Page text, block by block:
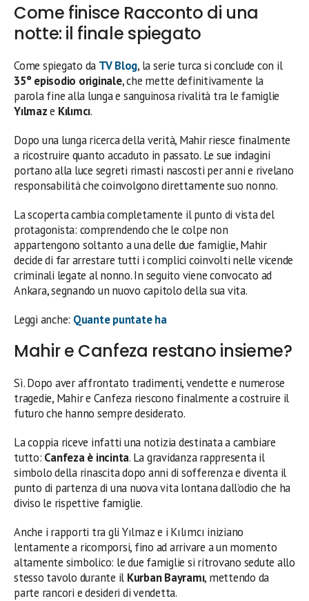
Come finisce Racconto di una
notte: il finale spiegato
Come spiegato da TV Blog, la serie turca si conclude con il
35° episodio originale, che mette definitivamente la
parola fine alla lunga e sanguinosa rivalità tra le famiglie
Yılmaze Kılımcı.
Dopo una lunga ricerca della verità, Mahir riesce finalmente
a ricostruire quanto accaduto in passato. Le sue indagini
portano alla luce segreti rimasti nascosti per anni e rivelano
responsabilità che coinvolgono direttamente suo nonno.
La scoperta cambia completamente il punto di vista del
protagonista: comprendendo che le colpe non
appartengono soltanto a una delle due famiglie, Mahir
decide di far arrestare tutti i complici coinvolti nelle vicende
criminali legate al nonno. In seguito viene convocato ad
Ankara, segnando un nuovo capitolo della sua vita.
Leggi anche: Quante puntate ha
Mahir e Canfeza restano insieme?
Sì. Dopo aver affrontato tradimenti, vendette e numerose
tragedie, Mahir e Canfeza riescono finalmente a costruire il
futuro che hanno sempre desiderato.
La coppia riceve infatti una notizia destinata a cambiare
tutto: Canfeza è incinta. La gravidanza rappresenta il
simbolo della rinascita dopo anni di sofferenza e diventa il
punto di partenza di una nuova vita lontana dall’odio che ha
diviso le rispettive famiglie.
Anche i rapporti tra gli Yılmaz e i Kılımcı iniziano
lentamente a ricomporsi, fino ad arrivare a un momento
altamente simbolico: le due famiglie si ritrovano sedute allo
stesso tavolo durante il Kurban Bayramı, mettendo da
parte rancori e desideri di vendetta.